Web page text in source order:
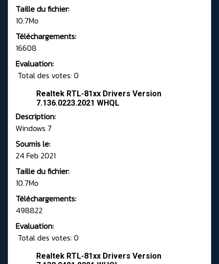
Taille du fichier:
10.7Mo
Téléchargements:
16608
Evaluation:
Total des votes: 0
Realtek RTL-81xx Drivers Version
7.136.0223.2021 WHQL
Description:
Windows 7
Soumis le:
24 Feb 2021
Taille du fichier:
10.7Mo
Téléchargements:
498822
Evaluation:
Total des votes: 0
Realtek RTL-81xx Drivers Version